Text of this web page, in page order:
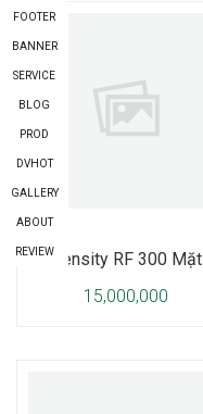
Density RF 300 Mặt
15,000,000
FOOTER
BANNER
SERVICE
BLOG
PROD
DVHOT
GALLERY
ABOUT
REVIEW